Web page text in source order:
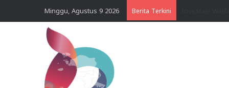
Minggu, Agustus 9 2026 Berita Terkini